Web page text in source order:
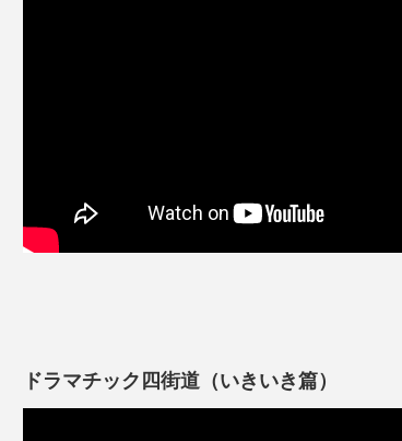
ドラマチック四街道（いきいき篇）